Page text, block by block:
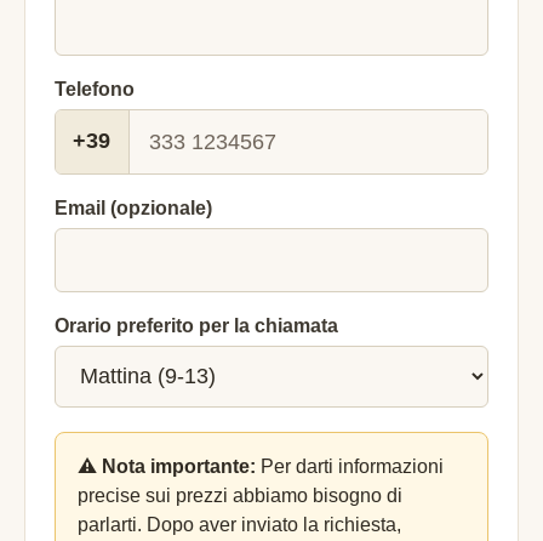
Telefono
+39
Email (opzionale)
Orario preferito per la chiamata
⚠️ Nota importante: Per darti informazioni
precise sui prezzi abbiamo bisogno di
parlarti. Dopo aver inviato la richiesta,